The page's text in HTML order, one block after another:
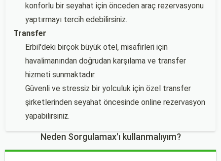
konforlu bir seyahat için önceden araç rezervasyonu
yaptırmayı tercih edebilirsiniz.
Transfer
Erbil'deki birçok büyük otel, misafirleri için
havalimanından doğrudan karşılama ve transfer
hizmeti sunmaktadır.
Güvenli ve stressiz bir yolculuk için özel transfer
şirketlerinden seyahat öncesinde online rezervasyon
yapabilirsiniz.
Neden Sorgulamax'ı kullanmalıyım?